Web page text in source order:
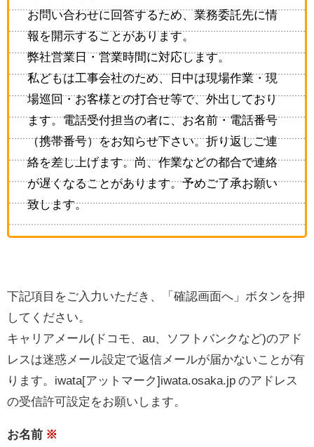
お問い合わせに回答するため、業務委託先に情
報を開示することがあります。
弊社営業日・営業時間に対応します。
私どもは工事会社のため、日中は現場作業・現
場巡回・お客様との打合せ等で、外出しており
ます。電話受付担当の者に、お名前・電話番号
（携帯番号）をお知らせ下さい。折り返しご連
絡を差し上げます。尚、作業などの都合で連絡
が遅くなることがあります。予めご了承お願い
致します。
下記項目をご入力いただき、「確認画面へ」ボタンを押
してください。
キャリアメール(ドコモ、au、ソフトバンクなど)のアド
レスは迷惑メール設定で返信メールが届かないことが有
ります。iwata[アットマーク]iwata.osaka.jp のアドレス
の受信許可設定をお願いします。
お名前 ※